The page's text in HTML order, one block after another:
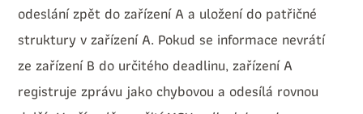
odeslání zpět do zařízení A a uložení do patřičné
struktury v zařízení A. Pokud se informace nevrátí
ze zařízení B do určitého deadlinu, zařízení A
registruje zprávu jako chybovou a odesílá rovnou